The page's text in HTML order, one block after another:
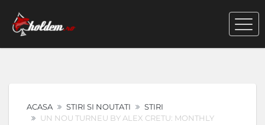
ACASA STIRI SI NOUTATI
STIRI
UN NOU TURNEU BY ALEX CRETU: MONTHLY